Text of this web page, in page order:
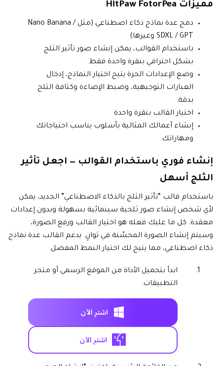
مميزات HitPaw FotorPea
دمج عدة نماذج ذكاء اصطناعي (مثل Nano Banana /
SDXL / GPT وغيرها)
باستخدام القوالب، يمكن إنشاء صور تأثير الثلج
بشكل احترافي بنقرة واحدة فقط.
وضع الإعدادات الحرة يتيح اختيار النماذج، إدخال
العبارات التوجيهية، وضبط الإضاءة وكثافة الثلج
بدقة.
اختيار القالب بنقرة واحدة
إنشاء أعمالك المثالية بأسلوب يناسب احتياجاتك
ومهاراتك.
إنشاء فوري باستخدام القوالب — اجعل تأثير
الثلج أسهل
باستخدام قالب “تأثير الثلج بالذكاء الاصطناعي” الجديد، يمكن
لأي شخص إنشاء صور ثلجية سينمائية بسهولة وبدون إعدادات
معقدة. كل ما عليك فعله هو اختيار القالب ورفع الصورة،
وسيتم إنشاء الصورة المحسّنة في ثوانٍ. يدعم القالب عدة نماذج
ذكاء اصطناعي، مما يتيح لك اختيار النمط المفضل.
ابدأ بتحميل الأداة من الموقع الرسمي أو متجر
التطبيقات.